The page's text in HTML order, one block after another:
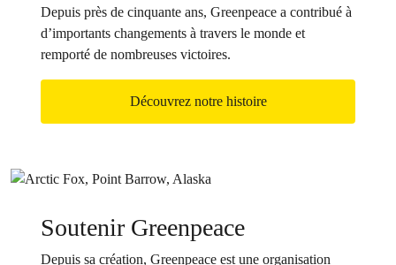
Depuis près de cinquante ans, Greenpeace a contribué à
d’importants changements à travers le monde et
remporté de nombreuses victoires.
Découvrez notre histoire
Soutenir Greenpeace
Depuis sa création, Greenpeace est une organisation